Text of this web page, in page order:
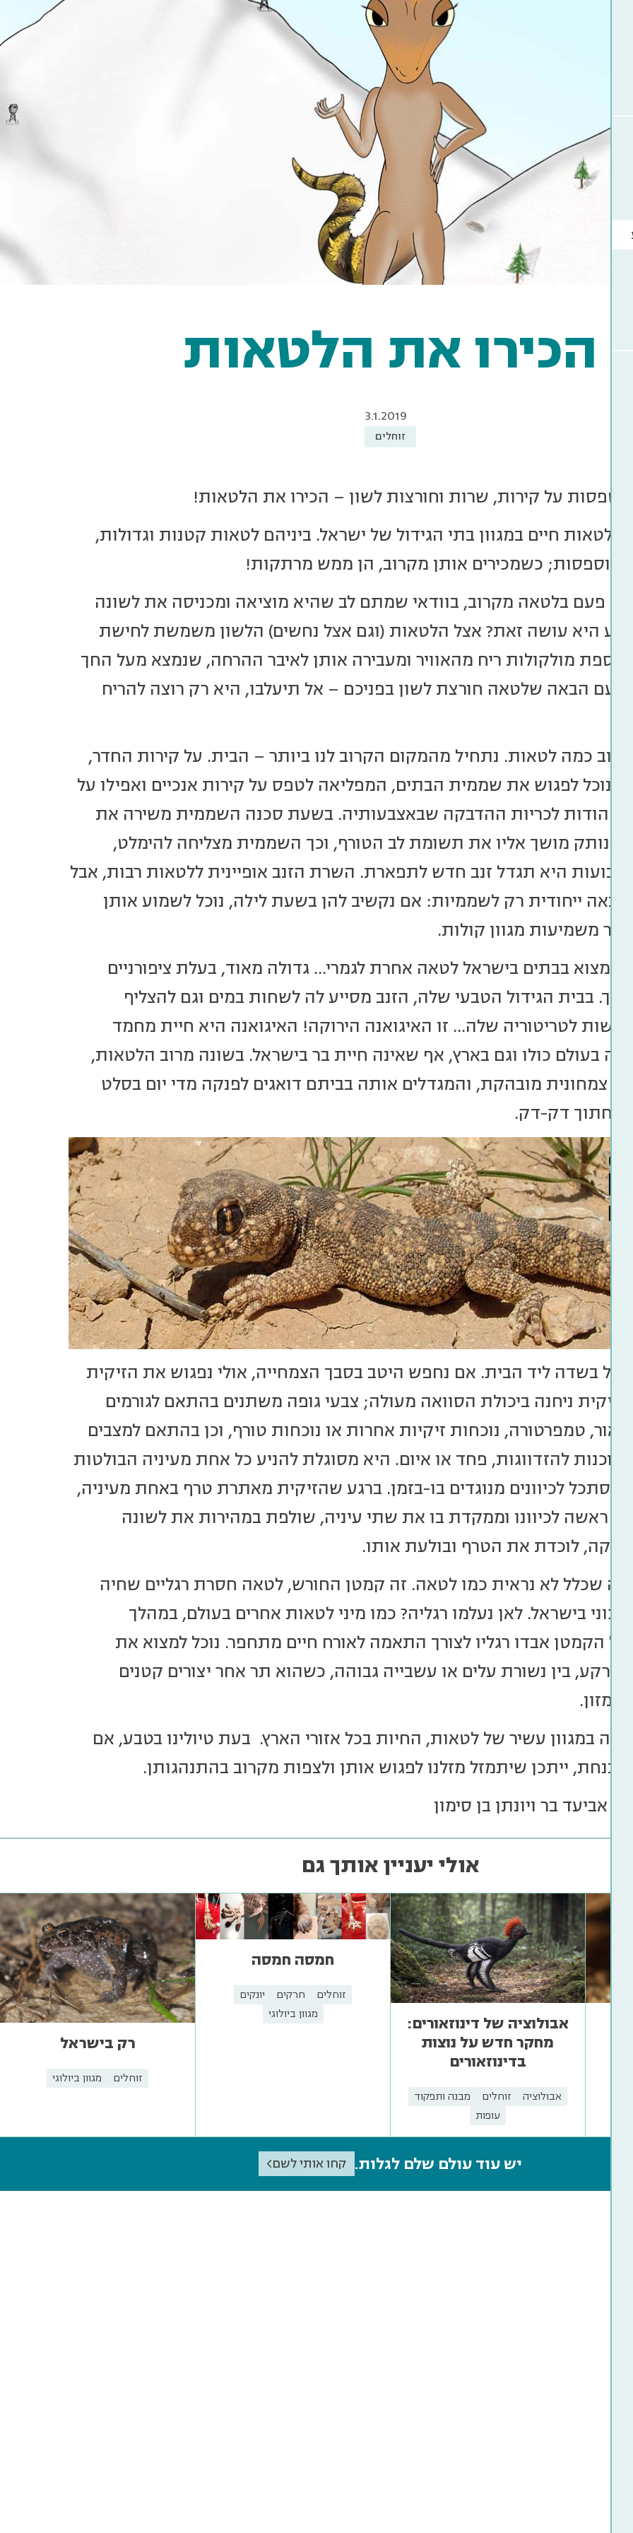
הכירו את הלטאות
3.1.2019
זוחלים
מטפסות על קירות, שרות וחורצות לשון – הכירו את הלטאות!
לטאות חיים במגוון בתי הגידול של ישראל. ביניהם לטאות קטנות וגדולות,
כשמכירים אותן מקרוב, הן ממש מרתקות!
פעם בלטאה מקרוב, בוודאי שמתם לב שהיא מוציאה ומכניסה את לשונה
היא עושה זאת? אצל הלטאות (וגם אצל נחשים) הלשון משמשת לחישת
אוספת מולקולות ריח מהאוויר ומעבירה אותן לאיבר ההרחה, שנמצא מעל החך
בפעם הבאה שלטאה חורצת לשון בפניכם – אל תיעלבו, היא רק רוצה להריח
כמה לטאות. נתחיל מהמקום הקרוב לנו ביותר – הבית. על קירות החדר,
נוכל לפגוש את שממית הבתים, המפליאה לטפס על קירות אנכיים ואפילו על
הודות לכריות ההדבקה שבאצבעותיה. בשעת סכנה השממית משירה את
המנותק מושך אליו את תשומת לב הטורף, וכך השממית מצליחה להימלט,
שבועות היא תגדל זנב חדש לתפארת. השרת הזנב אופיינית ללטאות רבות, אבל
הבאה ייחודית רק לשממיות: אם נקשיב להן בשעת לילה, נוכל לשמוע אותן
משמיעות מגוון קולות.
למצוא בבתים בישראל לטאה אחרת לגמרי… גדולה מאוד, בעלת ציפורניים
ארוך. בבית הגידול הטבעי שלה, הזנב מסייע לה לשחות במים וגם להצליף
לטריטוריה שלה… זו האיגואנה הירוקה! האיגואנה היא חיית מחמד
בעולם כולו וגם בארץ, אף שאינה חיית בר בישראל. בשונה מרוב הלטאות,
היא צמחונית מובהקת, והמגדלים אותה בביתם דואגים לפנקה מדי יום בסלט
חתוך דק-דק.
בשדה ליד הבית. אם נחפש היטב בסבך הצמחייה, אולי נפגוש את הזיקית
ניחנה ביכולת הסוואה מעולה; צבעי גופה משתנים בהתאם לגורמים
אור, טמפרטורה, נוכחות זיקיות אחרות או נוכחות טורף, וכן בהתאם למצבים
מוכנות להזדווגות, פחד או איום. היא מסוגלת להניע כל אחת מעיניה הבולטות
להסתכל לכיוונים מנוגדים בו-בזמן. ברגע שהזיקית מאתרת טרף באחת מעיניה,
ראשה לכיוונו וממקדת בו את שתי עיניה, שולפת במהירות את לשונה
לוכדת את הטרף ובולעת אותו.
שכלל לא נראית כמו לטאה. זה קמטן החורש, לטאה חסרת רגליים שחיה
תיכוני בישראל. לאן נעלמו רגליה? כמו מיני לטאות אחרים בעולם, במהלך
של הקמטן אבדו רגליו לצורך התאמה לאורח חיים מתחפר. נוכל למצוא את
בין נשורת עלים או עשבייה גבוהה, כשהוא תר אחר יצורים קטנים
מזון.
במגוון עשיר של לטאות, החיות בכל אזורי הארץ. בעת טיולינו בטבע, אם
ובנחת, ייתכן שיתמזל מזלנו לפגוש אותן ולצפות מקרוב בהתנהגותן.
אביעד בר ויונתן בן סימון
אולי יעניין אותך גם
אבולוציה של דינוזאורים:
מחקר חדש על נוצות
בדינוזאורים
אבולוציה זוחלים
מבנה ותפקוד
עופות
חמסה חמסה
זוחלים חרקים
יונקים
מגוון ביולוגי
רק בישראל
זוחלים מגוון ביולוגי
יש עוד עולם שלם לגלות. קחו אותי לשם